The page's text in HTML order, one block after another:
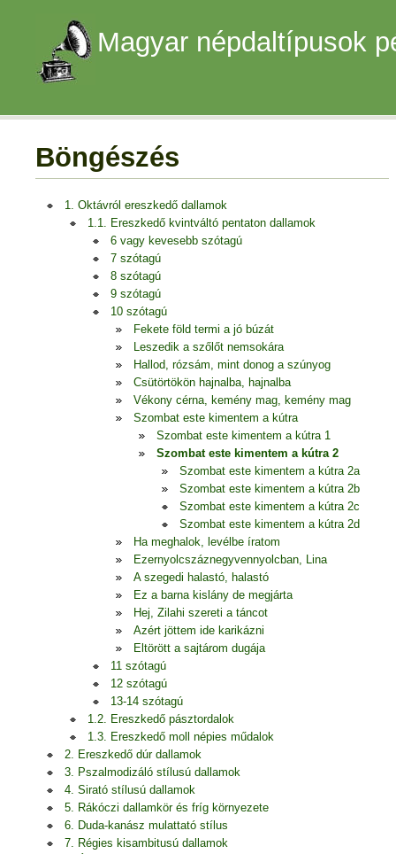
Magyar népdaltípusok
Böngészés
1. Oktávról ereszkedő dallamok
1.1. Ereszkedő kvintváltó pentaton dallamok
6 vagy kevesebb szótagú
7 szótagú
8 szótagú
9 szótagú
10 szótagú
Fekete föld termi a jó búzát
Leszedik a szőlőt nemsokára
Hallod, rózsám, mint donog a szúnyog
Csütörtökön hajnalba, hajnalba
Vékony cérna, kemény mag, kemény mag
Szombat este kimentem a kútra
Szombat este kimentem a kútra 1
Szombat este kimentem a kútra 2
Szombat este kimentem a kútra 2a
Szombat este kimentem a kútra 2b
Szombat este kimentem a kútra 2c
Szombat este kimentem a kútra 2d
Ha meghalok, levélbe íratom
Ezernyolcszáznegyvennyolcban, Lina
A szegedi halastó, halastó
Ez a barna kislány de megjárta
Hej, Zilahi szereti a táncot
Azért jöttem ide karikázni
Eltörött a sajtárom dugája
11 szótagú
12 szótagú
13-14 szótagú
1.2. Ereszkedő pásztordalok
1.3. Ereszkedő moll népies műdalok
2. Ereszkedő dúr dallamok
3. Pszalmodizáló stílusú dallamok
4. Sirató stílusú dallamok
5. Rákóczi dallamkör és fríg környezete
6. Duda-kanász mulattató stílus
7. Régies kisambitusú dallamok